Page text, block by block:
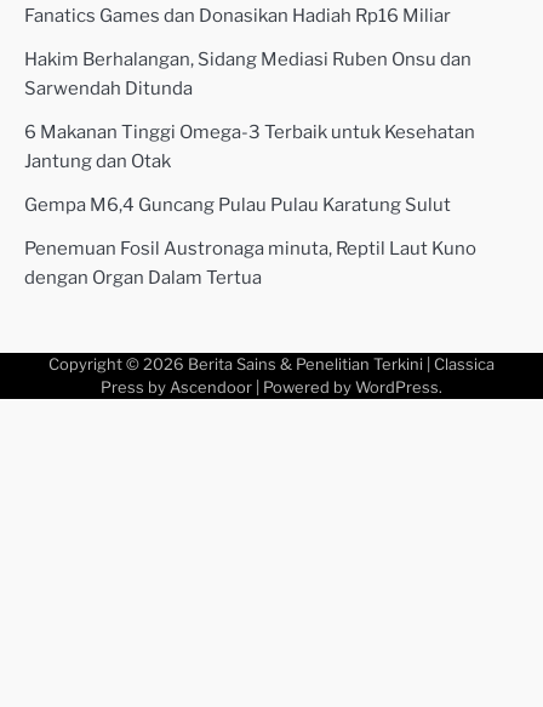
Fanatics Games dan Donasikan Hadiah Rp16 Miliar
Hakim Berhalangan, Sidang Mediasi Ruben Onsu dan
Sarwendah Ditunda
6 Makanan Tinggi Omega-3 Terbaik untuk Kesehatan
Jantung dan Otak
Gempa M6,4 Guncang Pulau Pulau Karatung Sulut
Penemuan Fosil Austronaga minuta, Reptil Laut Kuno
dengan Organ Dalam Tertua
Copyright © 2026 Berita Sains & Penelitian Terkini | Classica
Press by Ascendoor | Powered by WordPress.